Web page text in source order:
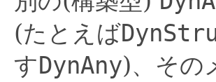
(たとえば
すDynAny)、その